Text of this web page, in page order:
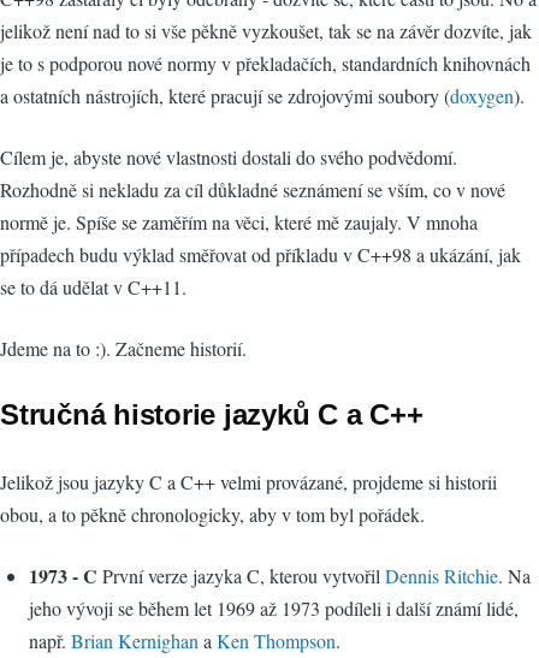
jelikož není nad to si vše pěkně vyzkoušet, tak se na závěr dozvíte, jak
je to s podporou nové normy v překladačích, standardních knihovnách
a ostatních nástrojích, které pracují se zdrojovými soubory (doxygen).
Cílem je, abyste nové vlastnosti dostali do svého podvědomí.
Rozhodně si nekladu za cíl důkladné seznámení se vším, co v nové
normě je. Spíše se zaměřím na věci, které mě zaujaly. V mnoha
případech budu výklad směřovat od příkladu v C++98 a ukázání, jak
se to dá udělat v C++11.
Jdeme na to :). Začneme historií.
Stručná historie jazyků C a C++
Jelikož jsou jazyky C a C++ velmi provázané, projdeme si historii
obou, a to pěkně chronologicky, aby v tom byl pořádek.
1973 - C První verze jazyka C, kterou vytvořil Dennis Ritchie. Na
jeho vývoji se během let 1969 až 1973 podíleli i další známí lidé,
např. Brian Kernighan a Ken Thompson.